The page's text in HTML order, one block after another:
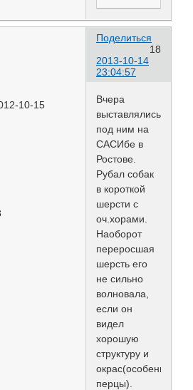
Поделиться
18
2013-10-14
23:04:57
10-15
Вчера
выставлялись
под ним на
САСИбе в
Ростове.
Рубал собак
в короткой
шерсти с
оч.хорами.
Наоборот
переросшая
шерсть его
не сильно
волновала,
если он
видел
хорошую
структуру и
окрас(особенно
перцы).